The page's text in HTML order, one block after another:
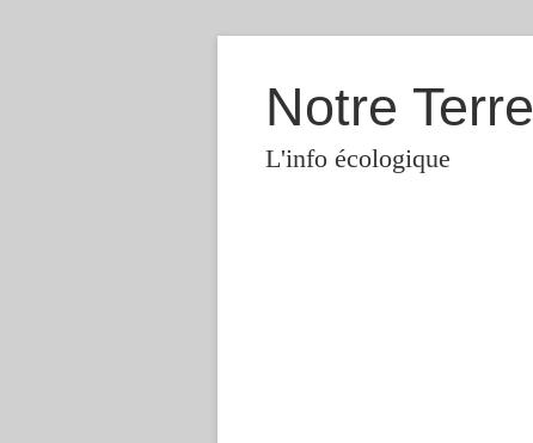
Notre Terre
L'info écologique